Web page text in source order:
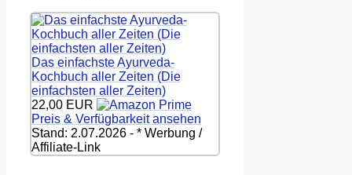
Das einfachste Ayurveda-
Kochbuch aller Zeiten (Die
einfachsten aller Zeiten)
22,00 EUR
Preis & Verfügbarkeit ansehen
Stand: 2.07.2026 - * Werbung /
Affiliate-Link